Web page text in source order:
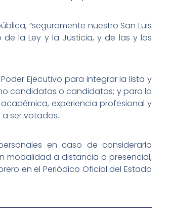
“seguramente nuestro San Luis
la Ley y la Justicia, y de las y los
Ejecutivo para integrar la lista y
candidatas o candidatos; y para la
experiencia profesional y
ser votados.
en caso de considerarlo
modalidad a distancia o presencial,
en el Periódico Oficial del Estado